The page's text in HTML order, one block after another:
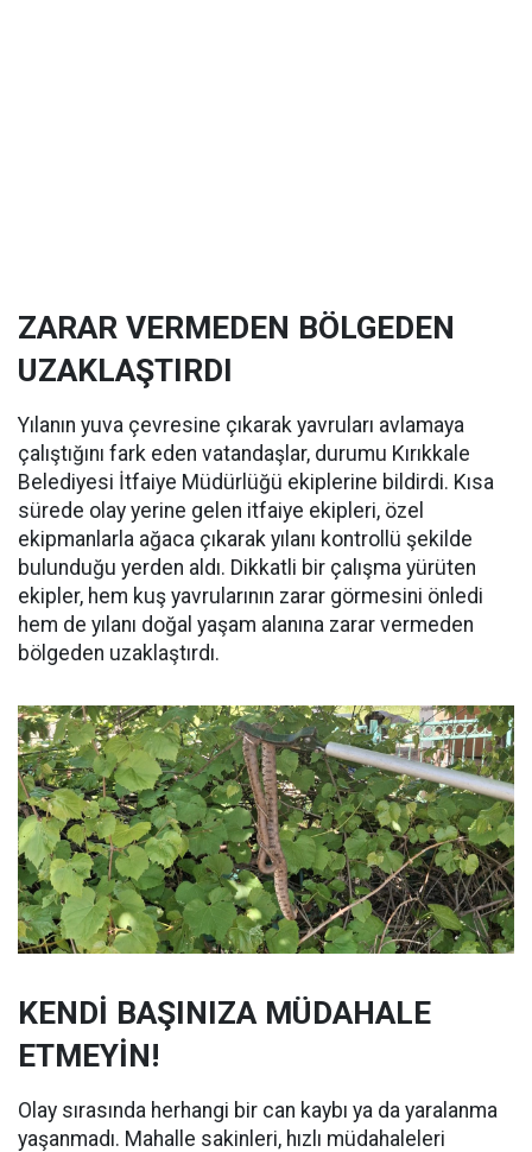
ZARAR VERMEDEN BÖLGEDEN
UZAKLAŞTIRDI
Yılanın yuva çevresine çıkarak yavruları avlamaya
çalıştığını fark eden vatandaşlar, durumu Kırıkkale
Belediyesi İtfaiye Müdürlüğü ekiplerine bildirdi. Kısa
sürede olay yerine gelen itfaiye ekipleri, özel
ekipmanlarla ağaca çıkarak yılanı kontrollü şekilde
bulunduğu yerden aldı. Dikkatli bir çalışma yürüten
ekipler, hem kuş yavrularının zarar görmesini önledi
hem de yılanı doğal yaşam alanına zarar vermeden
bölgeden uzaklaştırdı.
KENDİ BAŞINIZA MÜDAHALE
ETMEYİN!
Olay sırasında herhangi bir can kaybı ya da yaralanma
yaşanmadı. Mahalle sakinleri, hızlı müdahaleleri